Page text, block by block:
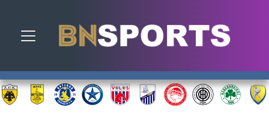
Toggle navigation